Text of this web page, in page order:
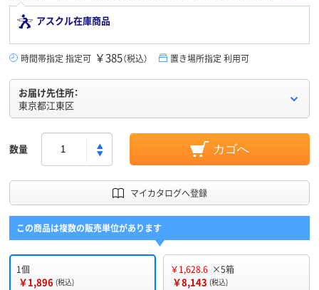
アスクル在庫商品
時間帯指定 指定可 ￥385（税込） 置き場所指定 利用可
お届け先住所：
東京都江東区
数量 カゴへ
マイカタログへ登録
この商品は複数の販売単位があります
1個
￥1,896 (税込)
￥1,628.6 ×5箱
￥8,143 (税込)